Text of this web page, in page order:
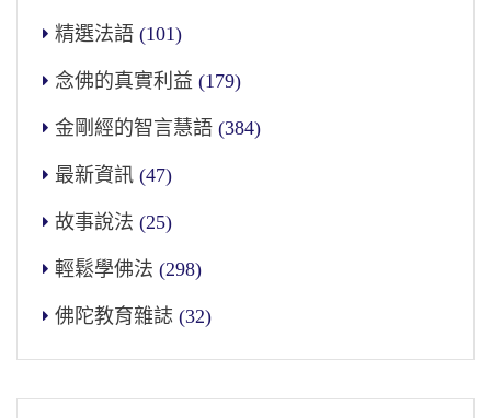
精選法語 (101)
念佛的真實利益 (179)
金剛經的智言慧語 (384)
最新資訊 (47)
故事說法 (25)
輕鬆學佛法 (298)
佛陀教育雜誌 (32)